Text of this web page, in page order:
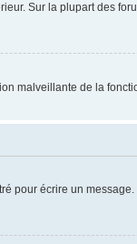
Sur la plupart des
malveillante de la
pour écrire un